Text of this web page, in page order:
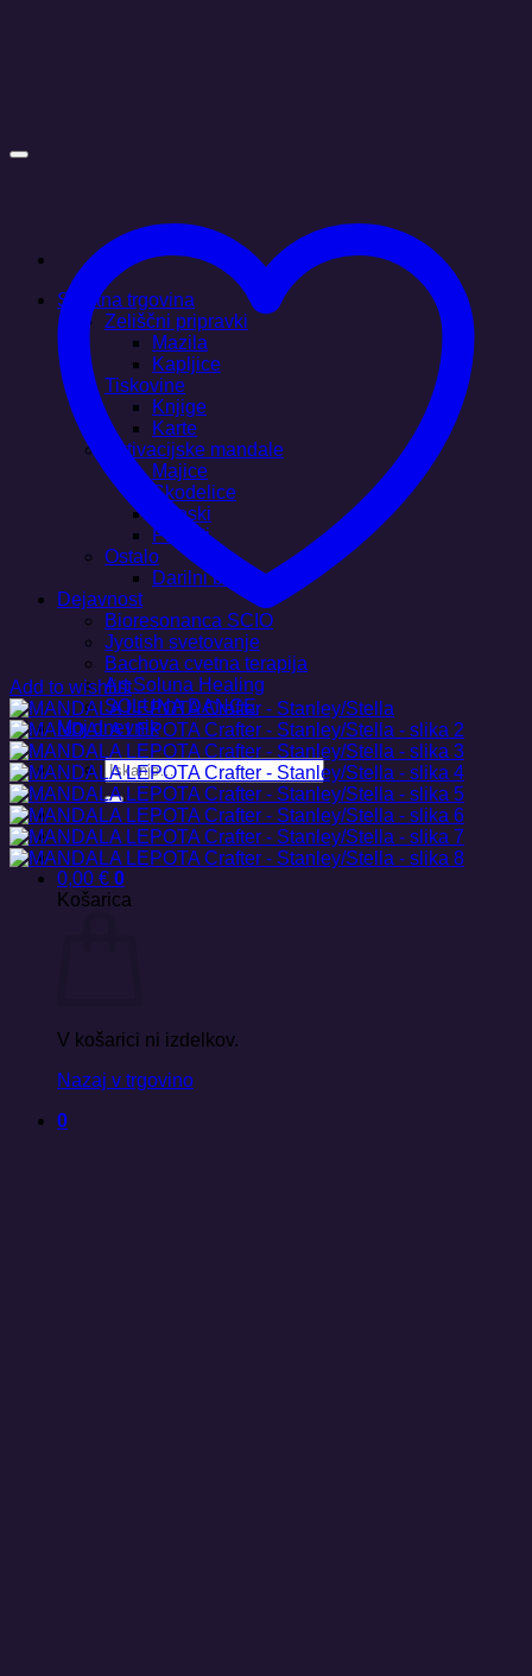
Spletna trgovina
Zeliščni pripravki
Mazila
Kapljice
Tiskovine
Knjige
Karte
Aktivacijske mandale
Majice
Skodelice
Obeski
Plakati
Ostalo
Darilni boni
Dejavnost
Bioresonanca SCIO
Jyotish svetovanje
Bachova cvetna terapija
Art Soluna Healing
SOLUNA DANCE
Moj dnevnik
Išči:
0,00 € 0
Košarica
V košarici ni izdelkov.
Nazaj v trgovino
0
Add to wishlist